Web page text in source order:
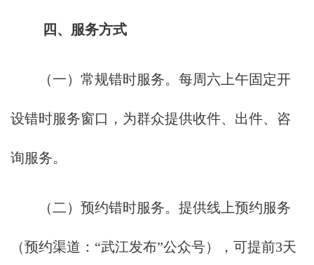
四、服务方式
（一）常规错时服务。每周六上午固定开
设错时服务窗口，为群众提供收件、出件、咨
询服务。
（二）预约错时服务。提供线上预约服务
（预约渠道：“武江发布”公众号），可提前3天